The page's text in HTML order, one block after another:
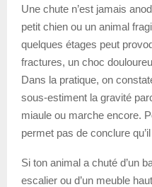
Une chute n’est jamais
petit chien ou un animal
quelques étages peut
fractures, un choc
Dans la pratique, on
sous-estiment la gravité
miaule ou marche encore.
permet pas de conclure
Si ton animal a chuté d’un
escalier ou d’un meuble